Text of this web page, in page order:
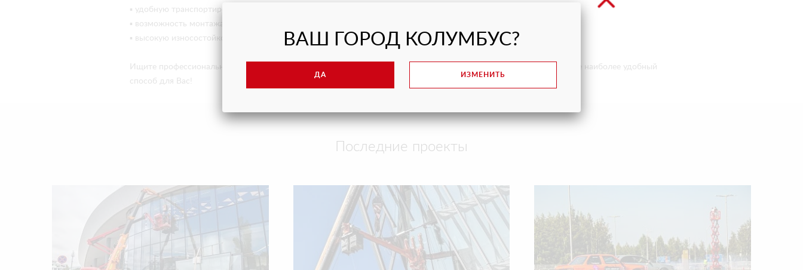
▪ удобную транспортировку, благодаря его транспортировочной подставке с колесной базой;
▪ возможность монтажа любых непористых материалов, в т.ч. сэндвич-панелей;
▪ высокую износостойкость.
Ищите профессиональные и современные способы монтажа тяжелых светопрозрачных конструкций. И выбирайте наиболее удобный
способ для Вас!
Последние проекты
ВАШ ГОРОД КОЛУМБУС?
ДА ИЗМЕНИТЬ